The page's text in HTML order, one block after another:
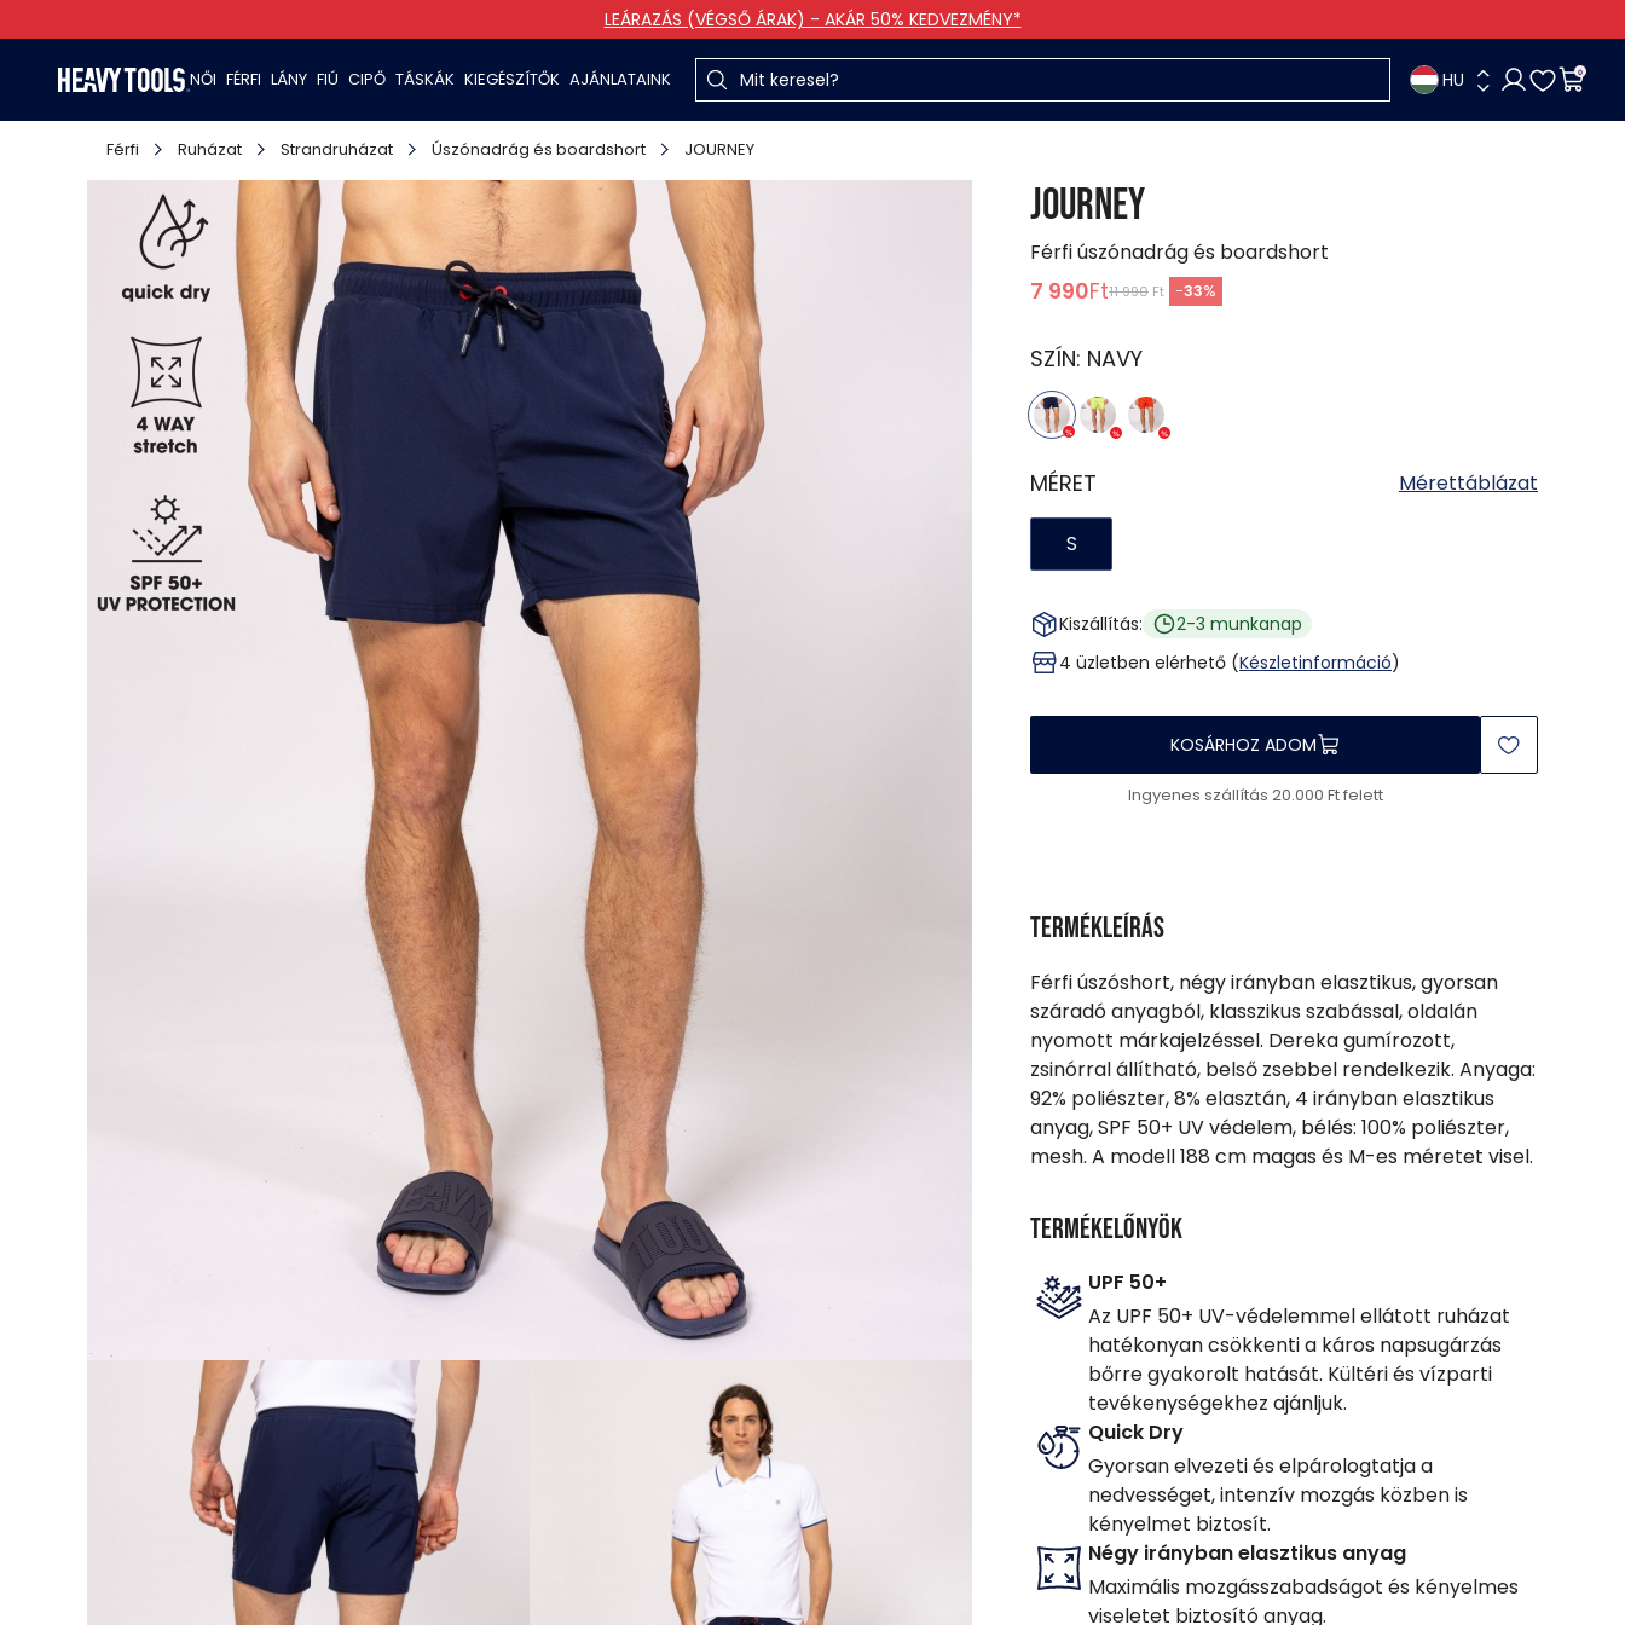
LEÁRAZÁS (VÉGSŐ ÁRAK) - AKÁR 50% KEDVEZMÉNY*
NŐI FÉRFI LÁNY FIÚ CIPŐ TÁSKÁK KIEGÉSZÍTŐK AJÁNLATAINK HU 0
Férfi Ruházat Strandruházat Úszónadrág és boardshort JOURNEY
JOURNEY
Férfi úszónadrág és boardshort
7 990Ft11 990 Ft -33%
SZÍN: NAVY
MÉRET Mérettáblázat
S
Kiszállítás:
2-3 munkanap
4 üzletben elérhető (Készletinformáció)
KOSÁRHOZ ADOM
Ingyenes szállítás 20.000 Ft felett
Termékleírás
Férfi úszóshort, négy irányban elasztikus, gyorsan
száradó anyagból, klasszikus szabással, oldalán
nyomott márkajelzéssel. Dereka gumírozott,
zsinórral állítható, belső zsebbel rendelkezik. Anyaga:
92% poliészter, 8% elasztán, 4 irányban elasztikus
anyag, SPF 50+ UV védelem, bélés: 100% poliészter,
mesh. A modell 188 cm magas és M-es méretet visel.
Termékelőnyök
UPF 50+
Az UPF 50+ UV-védelemmel ellátott ruházat
hatékonyan csökkenti a káros napsugárzás
bőrre gyakorolt hatását. Kültéri és vízparti
tevékenységekhez ajánljuk.
Quick Dry
Gyorsan elvezeti és elpárologtatja a
nedvességet, intenzív mozgás közben is
kényelmet biztosít.
Négy irányban elasztikus anyag
Maximális mozgásszabadságot és kényelmes
viseletet biztosító anyag.